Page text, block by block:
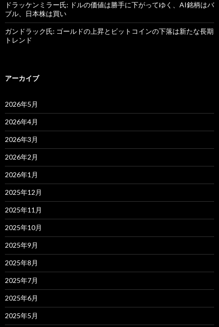
ドラッケンミラー氏: ドルの価値は勝手に下がってゆく、AI銘柄はバ
ブル、日本株は買い
ガンドラック氏: ゴールドの上昇とビットコインの下落は新たな長期
トレンド
アーカイブ
2026年5月
2026年4月
2026年3月
2026年2月
2026年1月
2025年12月
2025年11月
2025年10月
2025年9月
2025年8月
2025年7月
2025年6月
2025年5月